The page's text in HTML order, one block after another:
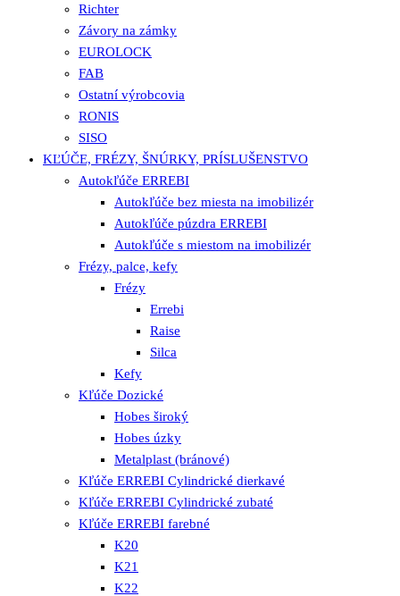
Richter
Závory na zámky
EUROLOCK
FAB
Ostatní výrobcovia
RONIS
SISO
KĽÚČE, FRÉZY, ŠNÚRKY, PRÍSLUŠENSTVO
Autokľúče ERREBI
Autokľúče bez miesta na imobilizér
Autokľúče púzdra ERREBI
Autokľúče s miestom na imobilizér
Frézy, palce, kefy
Frézy
Errebi
Raise
Silca
Kefy
Kľúče Dozické
Hobes široký
Hobes úzky
Metalplast (bránové)
Kľúče ERREBI Cylindrické dierkavé
Kľúče ERREBI Cylindrické zubaté
Kľúče ERREBI farebné
K20
K21
K22